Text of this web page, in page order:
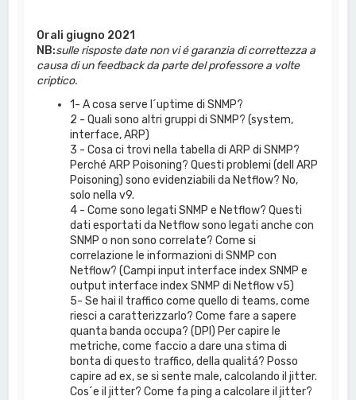
Orali giugno 2021
NB:sulle risposte date non vi é garanzia di correttezza a
causa di un feedback da parte del professore a volte
criptico.
1- A cosa serve l´uptime di SNMP?
2 - Quali sono altri gruppi di SNMP? (system,
interface, ARP)
3 - Cosa ci trovi nella tabella di ARP di SNMP?
Perché ARP Poisoning? Questi problemi (dell ARP
Poisoning) sono evidenziabili da Netflow? No,
solo nella v9.
4 - Come sono legati SNMP e Netflow? Questi
dati esportati da Netflow sono legati anche con
SNMP o non sono correlate? Come si
correlazione le informazioni di SNMP con
Netflow? (Campi input interface index SNMP e
output interface index SNMP di Netflow v5)
5- Se hai il traffico come quello di teams, come
riesci a caratterizzarlo? Come fare a sapere
quanta banda occupa? (DPI) Per capire le
metriche, come faccio a dare una stima di
bonta di questo traffico, della qualitá? Posso
capire ad ex, se si sente male, calcolando il jitter.
Cos´e il jitter? Come fa ping a calcolare il jitter?